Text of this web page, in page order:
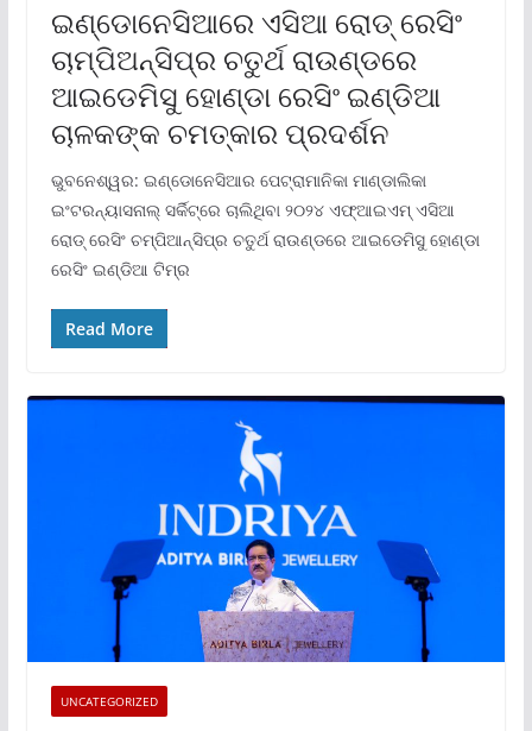
ଇଣ୍ଡୋନେସିଆରେ ଏସିଆ ରୋଡ୍ ରେସିଂ
ଚାମ୍ପିଅନ୍‌ସିପ୍‌ର ଚତୁର୍ଥ ରାଉଣ୍ଡରେ
ଆଇଡେମିସୁ ହୋଣ୍ଡା ରେସିଂ ଇଣ୍ଡିଆ
ଚାଳକଙ୍କ ଚମତ୍କାର ପ୍ରଦର୍ଶନ
ଭୁବନେଶ୍ୱର: ଇଣ୍ଡୋନେସିଆର ପେଟ୍ରାମାନିକା ମାଣ୍ଡାଲିକା
ଇଂଟରନ୍ୟାସନାଲ୍ ସର୍କିଟ୍‌ରେ ଚାଲିଥିବା ୨୦୨୪ ଏଫ୍‌ଆଇଏମ୍ ଏସିଆ
ରୋଡ୍ ରେସିଂ ଚମ୍ପିଆନ୍‌ସିପ୍‌ର ଚତୁର୍ଥ ରାଉଣ୍ଡରେ ଆଇଡେମିସୁ ହୋଣ୍ଡା
ରେସିଂ ଇଣ୍ଡିଆ ଟିମ୍‌ର
Read More
UNCATEGORIZED